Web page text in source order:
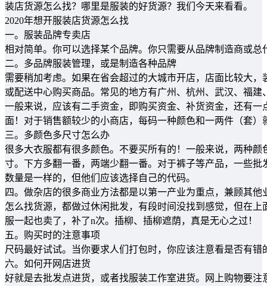
装店货源怎么找？哪里是服装的好货源？我们今天来看看。
2020年想开服装店货源怎么找
一。服装品牌专卖店
相对简单。你可以选择某个品牌。你只需要从品牌制造商或总
二。多品牌服装管理，或是制造各种品牌
需要稍加考虑。如果在省会超过的大城市开店，店面比较大
或配送中心购买商品。常见的地方有广州、杭州、武汉、福建
一般来说，应该有二手资金，即购买资金、补货资金，还有
面！对于销售额较少的小商店，每码一种颜色和一两件（套）
三。多颜色多尺寸怎么办
很多大衣服都有很多颜色。不要买所有的！一般来说，两种
寸。下方多翻一番，两端少翻一番。对于裤子等产品，一些
数量是一样的，但他们应该选择自己的代码。
四。做杂店的很多商业方法都是以第一产业为重点，兼顾其
怎么找货源，都做过休闲批发，有段时间没找到感觉，但在
服一起也卖了，补了n次。插柳、插柳遮荫，真是无心之过！
五。购买时的注意事项
尺码最好试试。当你要求人们打包时，你应该注意看是否有
六。如何开网店进货
好就是去批发点进货，或者找服装工作室进货。网上购物要